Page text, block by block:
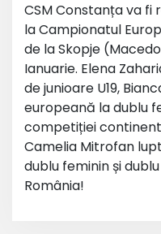
CSM Constanța va
la Campionatul
de la Skopje
Ianuarie. Elena
de junioare U19,
europeană la dublu
competiției
Camelia Mitrofan
dublu feminin și
România!